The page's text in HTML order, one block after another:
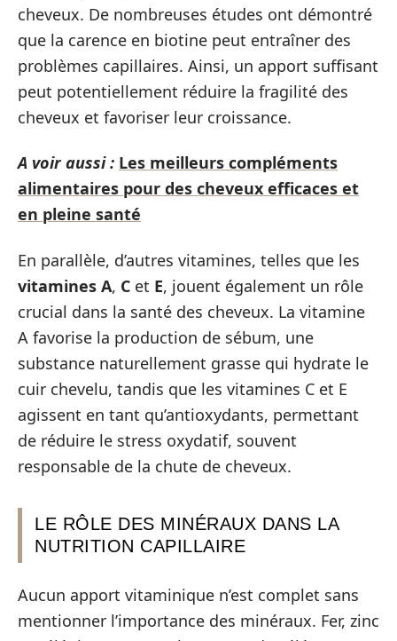
cheveux. De nombreuses études ont démontré
que la carence en biotine peut entraîner des
problèmes capillaires. Ainsi, un apport suffisant
peut potentiellement réduire la fragilité des
cheveux et favoriser leur croissance.
A voir aussi : Les meilleurs compléments
alimentaires pour des cheveux efficaces et
en pleine santé
En parallèle, d’autres vitamines, telles que les
vitamines A, C et E, jouent également un rôle
crucial dans la santé des cheveux. La vitamine
A favorise la production de sébum, une
substance naturellement grasse qui hydrate le
cuir chevelu, tandis que les vitamines C et E
agissent en tant qu’antioxydants, permettant
de réduire le stress oxydatif, souvent
responsable de la chute de cheveux.
LE RÔLE DES MINÉRAUX DANS LA
NUTRITION CAPILLAIRE
Aucun apport vitaminique n’est complet sans
mentionner l’importance des minéraux. Fer, zinc